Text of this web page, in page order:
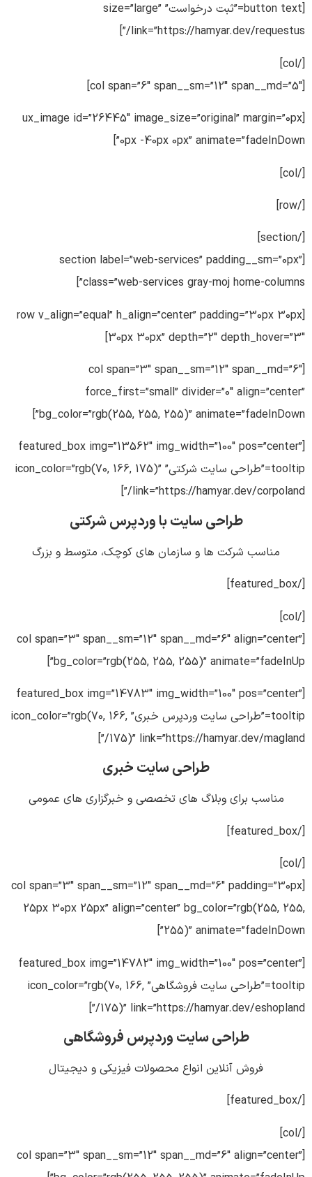
[button text=”ثبت درخواست” size=”large”
link=”https://hamyar.dev/requestus/”]
[/col]
[col span=”6″ span__sm=”12″ span__md=”5″]
[ux_image id=”26445″ image_size=”original” margin=”0px
0px -40px 0px” animate=”fadeInDown”]
[/col]
[/row]
[/section]
[section label=”web-services” padding__sm=”0px”
class=”web-services gray-moj home-columns”]
[row v_align=”equal” h_align=”center” padding=”30px 30px
30px 30px” depth=”2″ depth_hover=”3″]
[col span=”3″ span__sm=”12″ span__md=”6″
force_first=”small” divider=”0″ align=”center”
bg_color=”rgb(255, 255, 255)” animate=”fadeInDown”]
[featured_box img=”13562″ img_width=”100″ pos=”center”
tooltip=”طراحی سایت شرکتی” icon_color=”rgb(70, 166, 175)”
link=”https://hamyar.dev/corpoland/”]
طراحی سایت با وردپرس شرکتی
مناسب شرکت ها و سازمان های کوچک، متوسط و بزرگ
[/featured_box]
[/col]
[col span=”3″ span__sm=”12″ span__md=”6″ align=”center”
bg_color=”rgb(255, 255, 255)” animate=”fadeInUp”]
[featured_box img=”14783″ img_width=”100″ pos=”center”
tooltip=”طراحی سایت وردپرس خبری” icon_color=”rgb(70, 166,
175)” link=”https://hamyar.dev/magland/”]
طراحی سایت خبری
مناسب برای وبلاگ های تخصصی و خبرگزاری های عمومی
[/featured_box]
[/col]
[col span=”3″ span__sm=”12″ span__md=”6″ padding=”30px
25px 30px 25px” align=”center” bg_color=”rgb(255, 255,
255)” animate=”fadeInDown”]
[featured_box img=”14782″ img_width=”100″ pos=”center”
tooltip=”طراحی سایت فروشگاهی” icon_color=”rgb(70, 166,
175)” link=”https://hamyar.dev/eshopland/”]
طراحی سایت وردپرس فروشگاهی
فروش آنلاین انواع محصولات فیزیکی و دیجیتال
[/featured_box]
[/col]
[col span=”3″ span__sm=”12″ span__md=”6″ align=”center”